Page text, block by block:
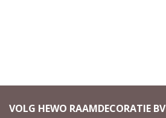
VOLG HEWO RAAMDECORATIE BV